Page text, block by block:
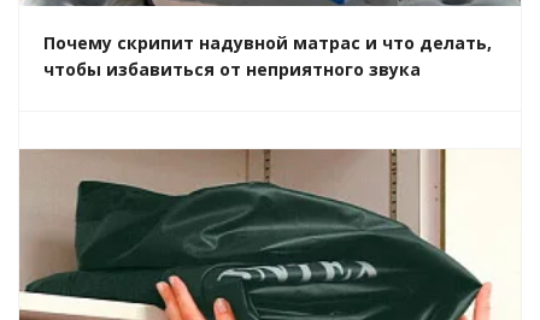
Почему скрипит надувной матрас и что делать,
чтобы избавиться от неприятного звука